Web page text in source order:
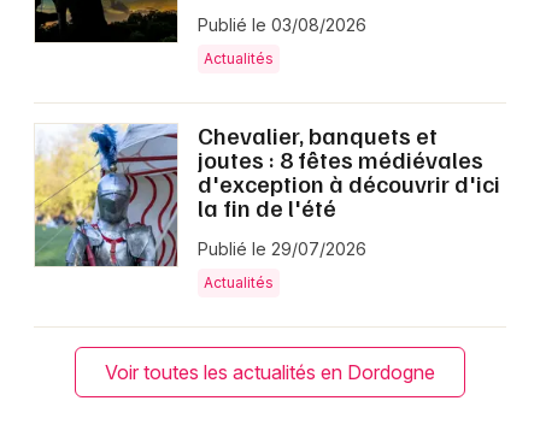
Publié le 03/08/2026
Actualités
Chevalier, banquets et
joutes : 8 fêtes médiévales
d'exception à découvrir d'ici
la fin de l'été
Publié le 29/07/2026
Actualités
Voir toutes les actualités en Dordogne